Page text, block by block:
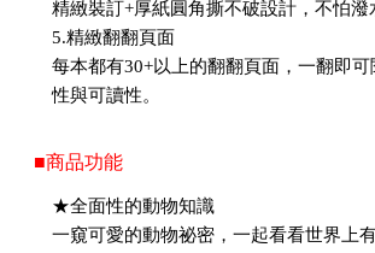
精緻裝訂+厚紙圓角撕不破設計，不怕潑
5.精緻翻翻頁面
每本都有30+以上的翻翻頁面，一翻即
性與可讀性。
■商品功能
★全面性的動物知識
一窺可愛的動物祕密，一起看看世界上